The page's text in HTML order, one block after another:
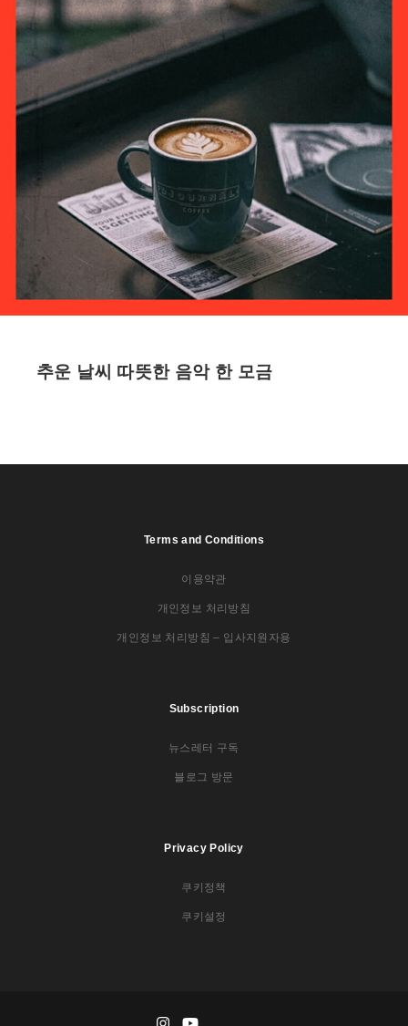
추운 날씨 따뜻한 음악 한 모금
Terms and Conditions
이용약관
개인정보 처리방침
개인정보 처리방침 – 입사지원자용
Subscription
뉴스레터 구독
블로그 방문
Privacy Policy
쿠키정책
쿠키설정